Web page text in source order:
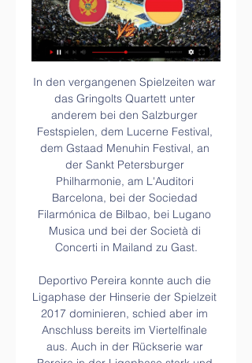
In den vergangenen Spielzeiten war das Gringolts Quartett unter anderem bei den Salzburger Festspielen, dem Lucerne Festival, dem Gstaad Menuhin Festival, an der Sankt Petersburger Philharmonie, am L'Auditori Barcelona, bei der Sociedad Filarmónica de Bilbao, bei Lugano Musica und bei der Società di Concerti in Mailand zu Gast.

Deportivo Pereira konnte auch die Ligaphase der Hinserie der Spielzeit 2017 dominieren, schied aber im Anschluss bereits im Viertelfinale aus. Auch in der Rückserie war Pereira in der Ligaphase stark und schloss diese auf dem zweiten Platz ab. Wie schon in der Hinserie, schied der Verein aber im anschließenden Viertelfinale aus.

Live Sport Stream HD | Die ganze Welt des Sports erleben Das erste Spiel für die DBB-Herren seit dem sensationellen Weltmeistertitel! Dieses Programm erwartet dich. Deutschland Montenegro. Deutschland. Montenegro.

Sportschau Handball-EM 2024 - Videos der Sendung Die Handball-EM 2024 bei der Sportschau: Livestreams, Spielzusammenfassungen, Highlights und kuriose Szenen aus dem Handball-Turnier in Deutschland.

Handball-EM Frauen 2022: Deutschland verliert gegen 07.11.2022 — Handball-EM Frauen 2022: Deutschland verliert gegen Montenegro - Vorzeitiger Hauptrunden-Einzug verpasst Deutsche Streaming Allianz · Footbao ...

Nach 8 Auswärtsspielen zum Saisonauftakt empfangen die Bündner am Freitag bei der Heim-Premiere den EHC Biel. Mit Video 1. Saisonsieg für die Devils Hughes siegt im Duell der Supertalente auch ohne Hischier. Aktuelle Programme und Live-Streams. Schweizer Radio und Fernsehen, zur Startseite. Suche. Suche, zeigt beim Tippen Resultate an Suchen.

RB Leipzig - Schalke 04 3:1. RB Leipzig hat dank eines Heimsieges über Konkurrent Schalke 04 den zweiten Tabellenplatz der Fußball-Bundesliga erobert.

Die Spieler der Straubing Tigers jubeln. (Foto: imago) Die Straubing Tigers schossen die Nürnberg Ice Tigers in der Deutschen Eishockey-Liga (DEL) noch tiefer in die Krise. Nürnberg unterlag 2:3.

Augsburger Panther - ERC Ingolstadt 2:3 n.P. Bilder Augsburger Panther - ERC Ingolstadt 2:3 n.P. idowa, 20.08.2017 - 21:43 Uhr. Durch einen Sieg im Penaltyschießen gegen Augsburg hat sich der ERC.

Deutschland-Spanien Das sind die Teams der 1. Mit Norwegen auf dem dritten Platz hat sich im Moment ein skandinavisches Trio an der Spitze gebildet. Michael Kappeler dpa Tabelle mit dem deutschen Team in der 1. Gewinnt Deutschland gegen Kroatien, ist das Halbfinale erreicht. So sah die Tabelle mit dem deutschen Team aus: Frankreich 5 4 1 0 9 2.

Im Rahmen dieses Wett Tipps richtet sich unser Blick diesmal in die Bundesliga. Um genau zu sein zum 30. Spieltag. An diesem stehen sich Hertha BSC und Wol

So funktioniert die Berechnung der Ergänzungsleistungen. Beantworten Sie einfach die Fragen zu Ihrer Wohnsituation und Ihrem Zivilstand. Danach folgen Fragen zu Einnahmen, Ausgaben sowie ggf. abgetretenem Vermögen.

Als Leader- und Pionierin der Reinigungsbranche, vermittelt die Putzfrauenagentur Putzfrauen, für die Reinigung von Haushaltungen, inkl. Ferienvertretung

Aktuelle News der Fußball-Bundesliga ⚽ Ergebnisse, Tabelle, Spielplan, Live-Ticker, Transfers BVB HSV FC Bayern München FC Schalke 04 u.v.m.

Chemnitzer FC, MSV Duisburg3. Liga, Saison 2019/20, 11. Spieltag, Sonntag, 6. Oktober 2019, Spielbericht, Spielvorschau, Torschützen, Aufstellungen, Karten, Spieler.

Effiziente Berner treffen in Rapperswil dreimal In der heutigen Runde der National League trifft der SC Bern auswärts auf die Rapperswil-Jona Lakers.

So seht ihr das Match der Handball-EM im TV und Live 16.01.2024 — Serbien gegen Montenegro: So seht ihr das Match der Handball-EM im TV und Live-Stream · Am dritten Spieltag der Handball-EM 2024 begegnen sich ...

KAA Gent - Sporting Lokeren 3:0 Nach der kurzen Pause im Hotel ging es rund 1,5 Stunden vor Anpfiff einige Kilometer in Richtung Stadion, der hochmodernen Arena des belgischen Erstligisten KAA Gent.

Beschreibung "«Bellerive 17» - Leben Sie an bevorzugter Lage im Zürcher Seefeld" Die attraktiven Wohnungen an der Bellerivestrasse 17 liegen an bevorzugter Lage in der Stadt Zürich: in kurzer Gehdistanz zum See, zum Bellevue und zum Bahnhof Stadelhofen.

In der Saison 2018/19 erreichte der SV Horn in der neuen 2. Liga den 15. Platz und schaffte, obwohl es sportlich nicht gereicht hätte, aufgrund anderer Begebenheiten (Abstieg von Wacker Innsbruck aus der Bundesliga => Abstieg von Wacker Innsbruck II aus der 2. Liga, Entzug der Zulassung des SC Wr.

Sevilla FC. Eintracht Frankfurt Frankfurt weiter, Leverkusen raus: Petersburg - FC Villarreal. Dynamo Kiew. Arsenal FC. viertelfinale europa league - Bayer Leverkusen. Frankfurt GER. Erst einmal muss das Achtelfinale jedoch gespielt werden. März aber alles möglich - gar ein Londoner Stadtduell zwischen Arsenal und Chelsea.

Hier können Sie alle TV Übertragungen und Internet-Streams für Valencia – FC Krasnodar finden. Valencia – FC Krasnodar heute im TV und auf Livestream.

Der SC DHfK Leipzig hat die 17. Niederlage in der Handball-Bundesliga hinnehmen müssen. Die Sachsen verloren am Sonntag gegen die MT Melsungen mit 26:29 (12:18). Vor 5027 Zuschauern war Philipp Weber (6) bester Leipziger Werfer, bei den Gästen traf Lasse.. • Sport • News Deutschland: 24.03.2019

Schauen Sie sich mal die Infografik für das Spiel FC Dornbirn vs Wacker Innsbruck II an - Sporticos.com ist ein Webservice, der Spieltagsprognosen in einer attraktiven Form von Infografiken präsentiert

Basketball-EM: Deutschland macht es gegen Montenegro 1:00... der Vorsprung kurzzeitig auf drei Zähler. Am Ende gewinnt das deutsche Team mit 85:79. Die Highlights des Achtelfinals im Video.Eurosport · 11.09.2022

Serbien vs. Montenegro: TV, LIVE-STREAM - alles zur 17.10.2023 — Das Spiel Serbien vs. Montenegro gibt es in Deutschland, Österreich und der Schweiz live und exklusiv auf DAZN! Der Streamingdienst zeigt fast ...

„Pleite gegen Mainz – Wolfsburg auf Relegationsrang gerutscht“ – so lauteten Ende September die erschütternden Schlagzeilen für die Niedersachsen nach der 0:2-Heimniederlage. Siebzehn Spieltage später ist zwar bei den Wölfen auch noch nicht alles Gold was glänzt, doch zumindest der Relegationsplatz liegt mit Sicherheitsabstand weit.

Handball-Nationalspielerin Clara Woltering hat die erste Runde im DHB-Pokal der Männer 2016/17 ausgelost. Die 64 Mannschaften spielen wie schon in der vergangenen Saison in 16 Turnieren (Final-4.

Der Stadtführer für Rodenbach Kr. Kaiserslautern mit aktuellen Informationen und Auskunft zu Jobs, zum Leben, Arbeiten, Ausgehen, Einkaufen und Urlauben in Rodenbach Kr. Kaiserslautern.

Im September 1889 zog Kaiserin Elisabeth ein zweites Mal in Schloss Trauttmansdorff ein. Acht Monate zuvor hatte sich Kronprinz Rudolf in Mayerling das Leben genommen. Die »schwarze Frau«, wie man Sissi jetzt nannte, lebte nun sehr zurückgezogen und …

Wer überträgt die Handball-EM heute im TV und Stream? 16.01.2024 — Welcher Sender zeigt das Spiel Serbien gegen Montenegro bei der Handball-Europameisterschaft 2024 im TV? Gibt es eine kostenlose Übertragung ...

Frust und Enttäuschung bei den Recken! Das Pokal-Final Four am 8./9. April 2017 muss sich die TSV Hannover-Burgdorf im Fernsehen anschauen. Beim SC DHfK Leipzig scheiterte das Team von Trainer.

Man muss kein Agronom sein, um zu erkennen, dass die ausschweifende Landschaft oberhalb von Lausanne ein idealer Platz für die Landwirtschaft ist. Doch vor 50 Jahren hielt auch hier die moderne, industrielle Schweiz Einzug. Zu den Pionieren zählte die …

Rasta Vechta hatte in der Saison 2013/2014 einen Etat von etwa 1,6 Millionen Euro, der größtenteils vom Hauptsponsor Miavit, einem Tierfutterhersteller, stammt. Damit liegt Rasta Vechta im unteren Mittelfeld der Liga. In der Aufstiegssaison 2015/2016 betrug der Etat 2,3 Millionen Euro.

Nürnberg.An diesem Mittwochabend (19.30 Uhr) starten die Thomas Sabo Ice Tigers in die Meisterschafts-Playoffs. Dabei geht es für den Tabellenzehnten nach der Hauptrunde zu den Fischtown.

Dank eines Kraftaktes in der zweiten Halbzeit haben die Handballer vom SC Magedeburg Rekordmeister THW Kiel bezwungen. Sehen Sie hier noch einmal die dramatische Schlussphase aus der Getec-Arena.

Daraufhin wurde er zur Saison 2011/12 wieder Trainer beim inzwischen nur noch viertklassigen SC Kalsdorf. In seiner ersten Saison bei Kalsdorf konnte er den Verein jedoch zum Meistertitel in der Landesliga Steiermark führen und somit wie bereits 2004 mit dem Verein in die Regionalliga aufsteigen.

Basketball-EM: Deutschland gegen Montenegro live im TV 09.09.2022 — Live im TV und Online-Stream: So seht ihr die Achtelfinal-Partie zwischen Deutschland und Montenegro bei der Basketball-EM.

Die Frankfurter Stürmer haben diesmal Ladehemmungen. Gegen Inter bleibt der Torjubel im Frankfurter Stadion aus. Daran, dass die Eintracht trotzdem noch ganz ordentliche Chancen auf das Viertelfinale hat, hat auch Keeper Kevin Trapp einen großen Anteil. Jetzt teilen: Frankfurt/Main (dpa) – Keine Tore, trotzdem viel Applaus: Eintracht.

[Champions League] FC Liverpool vs Bayern München am 19.02.2019. Analyse, voraussichtliche Aufstellung & Wie Sie das Spiel live im TV und Livestream sehen können.

Nach dem HC Erlangen kommt nun Wilhelmshaven. Publiziert 8. Februar 2019 | Von Birgit Hiemer. Das nächste Heimspiel steigt am 16. Februar, 17 Uhr in der Erzgebirgshalle Lößnitz gegen den Wilhelmshavener HV. Ihr könnt mit freikarten dabei sein. Weiterlesen → Verschlagwortet mit Aue, EHV, Erlangen. Der Verbleib in 2. Liga ist kein Selbstläufer. Publiziert 6. Februar 2019 | Von Birgit.

07.11.2022 · Deutschland gegen Montenegro Europameisterschaft - Saison 2022/2023 - 07.11.2022 - Deutschland gegen Montenegro. Live als Internet-Stream auf Sportdeutschland.tv. Statistik. Frauen ...

Deutschland gegen Montenegro im Live-Stream: Handball- 13.01.2018 — Deutschland gegen Montenegro im Live-Stream: Bei der EM wird es für Bundestrainer Prokop erstmals ernst. Der 39 Jahre alte Familienvater ...

Wetten Si